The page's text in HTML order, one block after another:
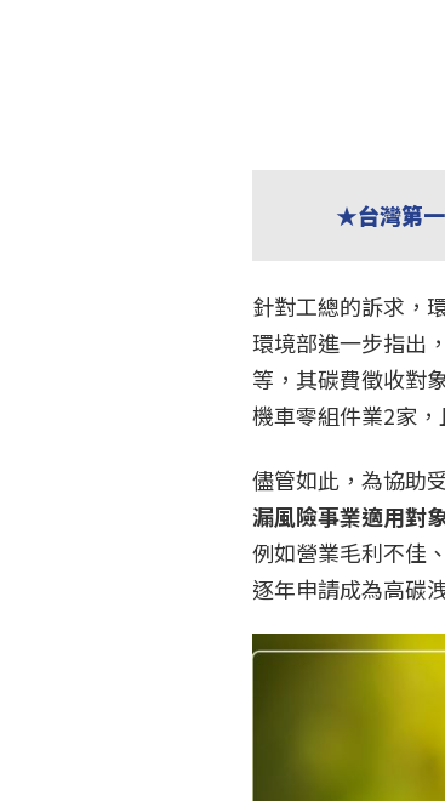
★台灣第
針對工總的訴求，
環境部進一步指出
等，其碳費徵收對
機車零組件業2家
儘管如此，為協助
漏風險事業適用對
例如營業毛利不佳
逐年申請成為高碳